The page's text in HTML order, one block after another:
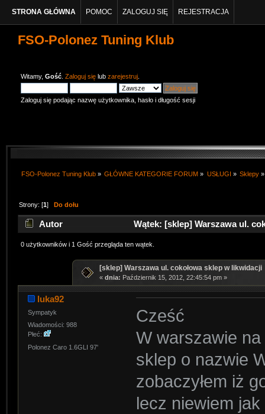
STRONA GŁÓWNA POMOC ZALOGUJ SIĘ REJESTRACJA
FSO-Polonez Tuning Klub
Witamy, Gość. Zaloguj sięlub zarejestruj.
Zaloguj się podając nazwę użytkownika, hasło i długość sesji
FSO-Polonez Tuning Klub » GŁÓWNE KATEGORIE FORUM » USŁUGI » Sklepy »
Strony: [1]Do dołu
Autor Wątek: [sklep] Warszawa ul.
0 użytkowników i 1 Gość przegląda ten wątek.
[sklep] Warszawa ul. cokołowa sklep w likwidacji
« dnia: Październik 15, 2012, 22:45:54 pm »
luka92
Sympatyk
Wiadomości: 988
Płeć:
Polonez Caro 1.6GLI 97'
Cześć
W warszawie na
sklep o nazwie
zobaczyłem iż
lecz niewiem